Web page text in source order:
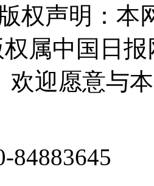
权声明：
属中国日
欢迎愿意与
84883645